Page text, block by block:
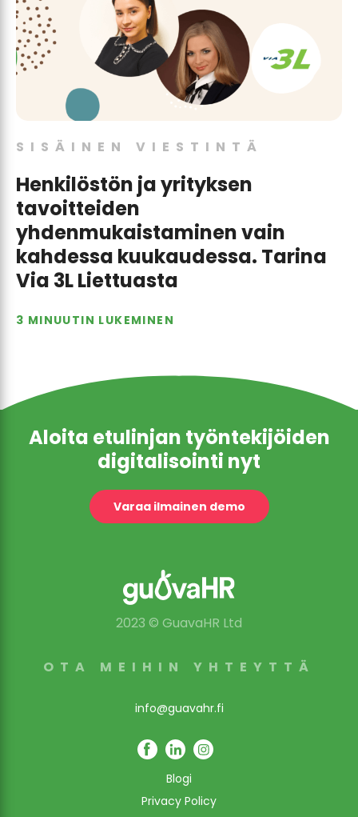
SISÄINEN VIESTINTÄ
Henkilöstön ja yrityksen
tavoitteiden
yhdenmukaistaminen vain
kahdessa kuukaudessa. Tarina
Via 3L Liettuasta
3 MINUUTIN LUKEMINEN
Aloita etulinjan työntekijöiden
digitalisointi nyt
Varaa ilmainen demo
2023 © GuavaHR Ltd
OTA MEIHIN YHTEYTTÄ
info@guavahr.fi
Blogi
Privacy Policy